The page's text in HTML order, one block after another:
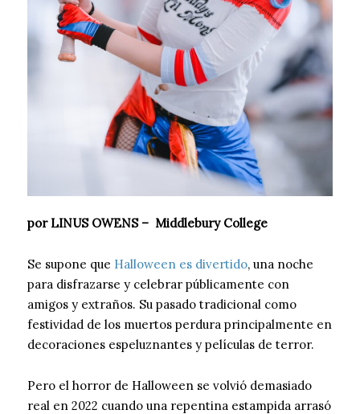
por LINUS OWENS – Middlebury College
Se supone que Halloween es divertido, una noche
para disfrazarse y celebrar públicamente con
amigos y extraños. Su pasado tradicional como
festividad de los muertos perdura principalmente en
decoraciones espeluznantes y películas de terror.
Pero el horror de Halloween se volvió demasiado
real en 2022 cuando una repentina estampida arrasó